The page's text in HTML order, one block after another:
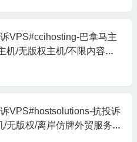
VPS#ccihosting-巴拿马主
机/无版权主机/不限内容主
VPS#hostsolutions-抗投诉
/无版权/离岸仿牌外贸服务